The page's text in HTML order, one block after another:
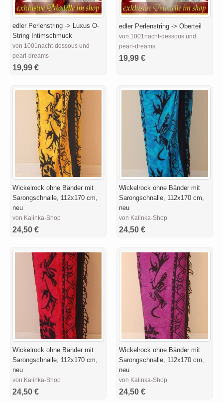
edler Perlenstring -> Luxus O-
String Intimschmuck
von 1001nacht-dessous und
pearl-dreams
19,99 €
edler Perlenstring -> Oberteil
von 1001nacht-dessous und
pearl-dreams
19,99 €
Wickelrock ohne Bänder mit
Sarongschnalle, 112x170 cm,
neu
von Kalinka-Shop
24,50 €
Wickelrock ohne Bänder mit
Sarongschnalle, 112x170 cm,
neu
von Kalinka-Shop
24,50 €
Wickelrock ohne Bänder mit
Sarongschnalle, 112x170 cm,
neu
von Kalinka-Shop
24,50 €
Wickelrock ohne Bänder mit
Sarongschnalle, 112x170 cm,
neu
von Kalinka-Shop
24,50 €